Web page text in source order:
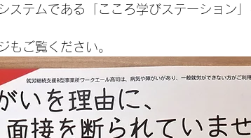
ステムである「こころ学びステーション
もご覧ください。